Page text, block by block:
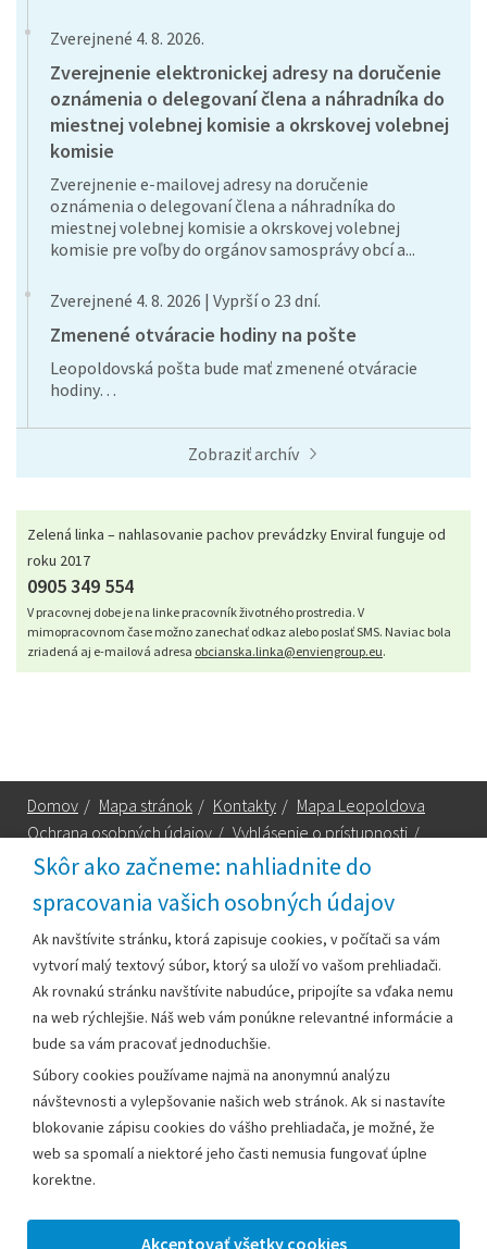
Skôr ako začneme: nahliadnite do
spracovania vašich osobných údajov
Ak navštívite stránku, ktorá zapisuje cookies, v počítači sa vám
vytvorí malý textový súbor, ktorý sa uloží vo vašom prehliadači.
Ak rovnakú stránku navštívite nabudúce, pripojíte sa vďaka nemu
na web rýchlejšie. Náš web vám ponúkne relevantné informácie a
bude sa vám pracovať jednoduchšie.
Súbory cookies používame najmä na anonymnú analýzu
návštevnosti a vylepšovanie našich web stránok. Ak si nastavíte
blokovanie zápisu cookies do vášho prehliadača, je možné, že
web sa spomalí a niektoré jeho časti nemusia fungovať úplne
korektne.
Zverejnené 4. 8. 2026.
Zverejnenie elektronickej adresy na doručenie
oznámenia o delegovaní člena a náhradníka do
miestnej volebnej komisie a okrskovej volebnej
komisie
Zverejnenie e-mailovej adresy na doručenie
oznámenia o delegovaní člena a náhradníka do
miestnej volebnej komisie a okrskovej volebnej
komisie pre voľby do orgánov samosprávy obcí a...
Zverejnené 4. 8. 2026 | Vyprší o 23 dní.
Zmenené otváracie hodiny na pošte
Leopoldovská pošta bude mať zmenené otváracie
hodiny…
Zobraziť archív
Zelená linka – nahlasovanie pachov prevádzky Enviral funguje od
roku 2017
0905 349 554
V pracovnej dobe je na linke pracovník životného prostredia. V
mimopracovnom čase možno zanechať odkaz alebo poslať SMS. Naviac bola
zriadená aj e-mailová adresa obcianska.linka@enviengroup.eu.
Domov / Mapa stránok / Kontakty / Mapa Leopoldova
Ochrana osobných údajov / Vyhlásenie o prístupnosti /
Technická podpora
Mestský úrad Leopoldov
Hlohovská cesta 1818/2A
920 41 Leopoldov
Kontakt:
Telefón:+42133/285 27 11
Email:
mesto@leopoldov.sk
primatorka@leopoldov.sk